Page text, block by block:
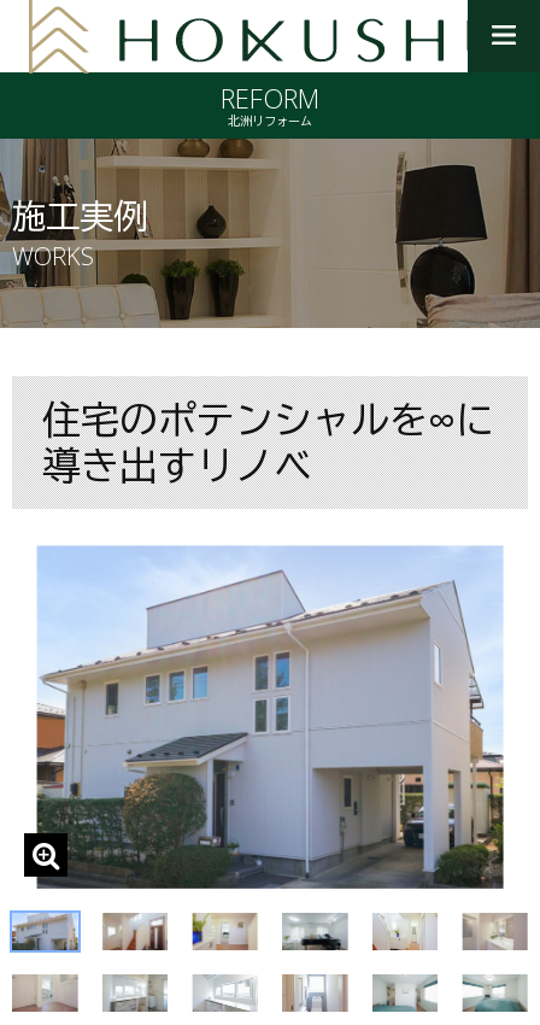
を
REFORM
北洲リフォーム
施工実例
WORKS
住宅のポテンシャルを∞に
導き出すリノベ